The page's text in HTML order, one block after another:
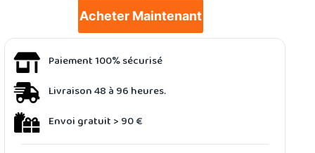
Acheter Maintenant
Paiement 100% sécurisé
Livraison 48 à 96 heures.
Envoi gratuit > 90 €